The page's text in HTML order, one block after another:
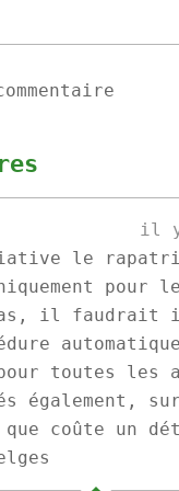
il y
le
pour
il faudrait
toutes les
également,
coûte un